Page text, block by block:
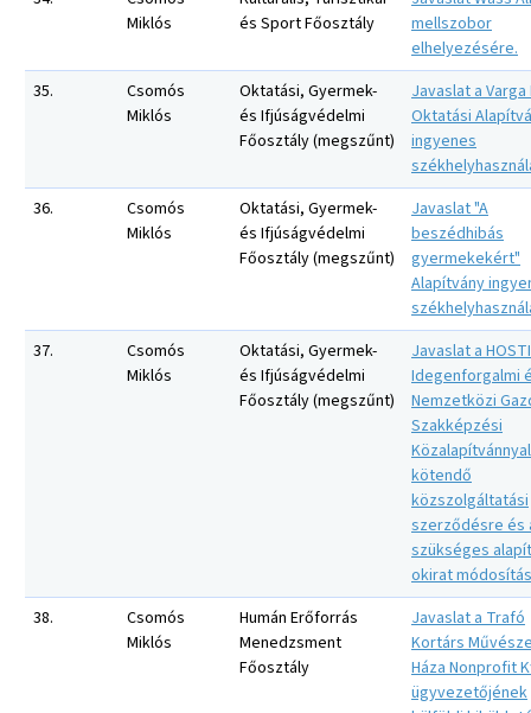
Miklós
és Sport Főosztály
mellszobor
elhelyezésére.
35.
Csomós
Miklós
Oktatási, Gyermek-
és Ifjúságvédelmi
Főosztály (megszűnt)
Javaslat a
Oktatási
ingyenes
36.
Csomós
Miklós
Oktatási, Gyermek-
és Ifjúságvédelmi
Főosztály (megszűnt)
Javaslat "A
beszédhibás
gyermekekért"
Alapítvány
37.
Csomós
Miklós
Oktatási, Gyermek-
és Ifjúságvédelmi
Főosztály (megszűnt)
Javaslat a
Idegenforgalmi
Nemzetközi
Szakképzési
Közalapítvánnyal
kötendő
közszolgáltatási
szerződésre és
szükséges
okirat
38.
Csomós
Miklós
Humán Erőforrás
Menedzsment
Főosztály
Javaslat a Trafó
Kortárs
Háza Nonprofit
ügyvezetőjének